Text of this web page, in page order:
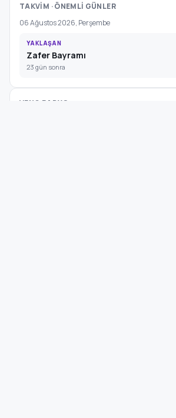
TAKVİM · ÖNEMLİ GÜNLER
06 Ağustos 2026, Perşembe
YAKLAŞAN
Zafer Bayramı
23 gün sonra
VENG RADYO